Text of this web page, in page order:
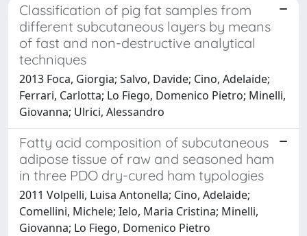
Classification of pig fat samples from
different subcutaneous layers by means
of fast and non-destructive analytical
techniques
2013 Foca, Giorgia; Salvo, Davide; Cino, Adelaide;
Ferrari, Carlotta; Lo Fiego, Domenico Pietro; Minelli,
Giovanna; Ulrici, Alessandro
Fatty acid composition of subcutaneous
adipose tissue of raw and seasoned ham
in three PDO dry-cured ham typologies
2011 Volpelli, Luisa Antonella; Cino, Adelaide;
Comellini, Michele; Ielo, Maria Cristina; Minelli,
Giovanna; Lo Fiego, Domenico Pietro